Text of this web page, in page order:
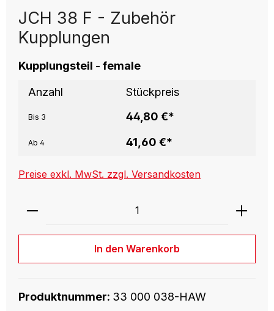
JCH 38 F - Zubehör
Kupplungen
Kupplungsteil - female
Anzahl Stückpreis
Bis 3 44,80 €*
Ab 4 41,60 €*
Preise exkl. MwSt. zzgl. Versandkosten
Produkt Anzahl: Gib den
In den Warenkorb
Produktnummer: 33 000 038-HAW